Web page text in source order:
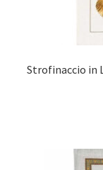
Strofinaccio in